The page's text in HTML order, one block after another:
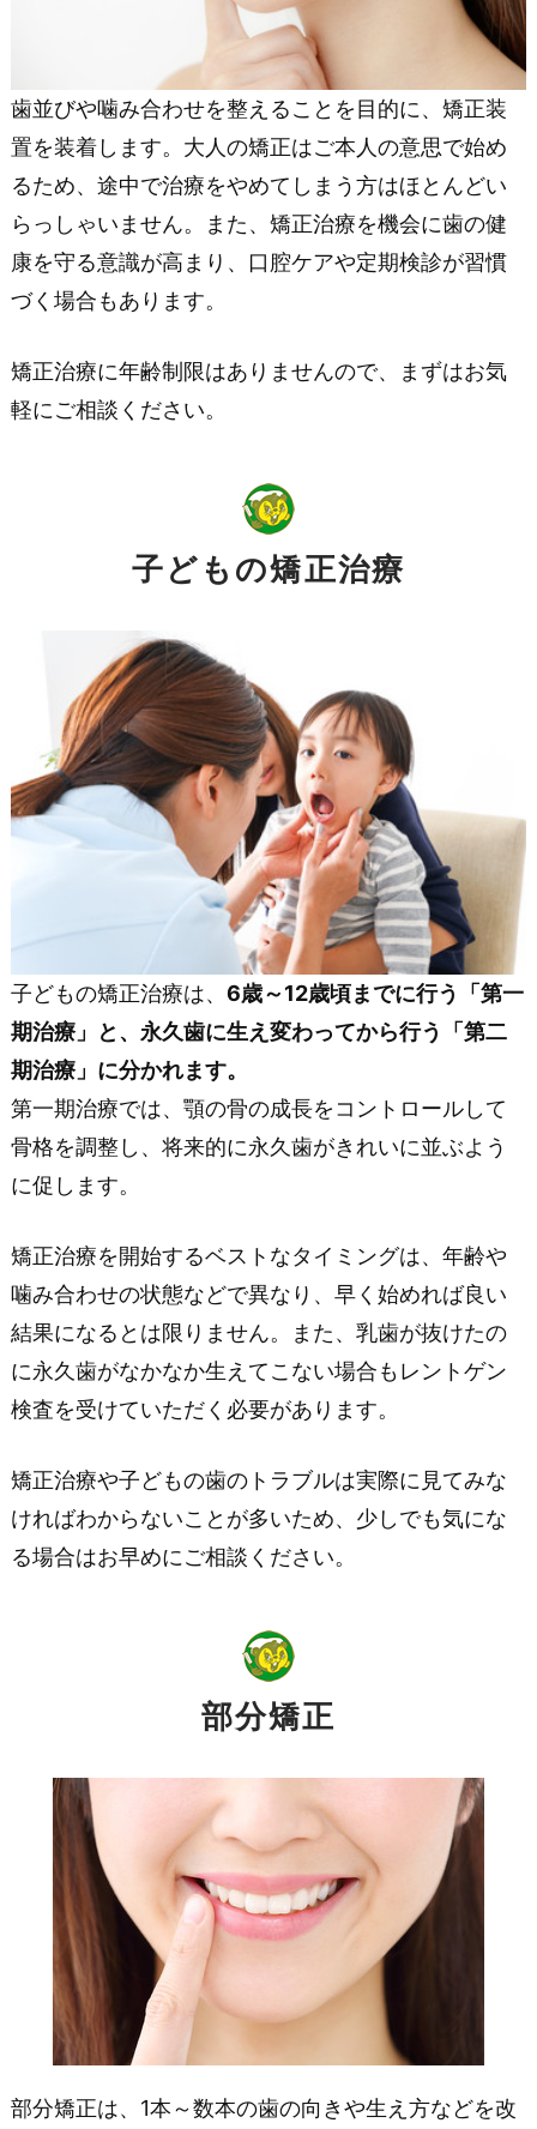
歯並びや噛み合わせを整えることを目的に、矯正装
置を装着します。大人の矯正はご本人の意思で始め
るため、途中で治療をやめてしまう方はほとんどい
らっしゃいません。また、矯正治療を機会に歯の健
康を守る意識が高まり、口腔ケアや定期検診が習慣
づく場合もあります。
矯正治療に年齢制限はありませんので、まずはお気
軽にご相談ください。
子どもの矯正治療
子どもの矯正治療は、 6歳～12歳頃までに行う「第一
期治療」と、永久歯に生え変わってから行う「第二
期治療」に分かれます。
第一期治療では、顎の骨の成長をコントロールして
骨格を調整し、将来的に永久歯がきれいに並ぶよう
に促します。
矯正治療を開始するベストなタイミングは、年齢や
噛み合わせの状態などで異なり、早く始めれば良い
結果になるとは限りません。また、乳歯が抜けたの
に永久歯がなかなか生えてこない場合もレントゲン
検査を受けていただく必要があります。
矯正治療や子どもの歯のトラブルは実際に見てみな
ければわからないことが多いため、少しでも気にな
る場合はお早めにご相談ください。
部分矯正
部分矯正は、1本～数本の歯の向きや生え方などを改